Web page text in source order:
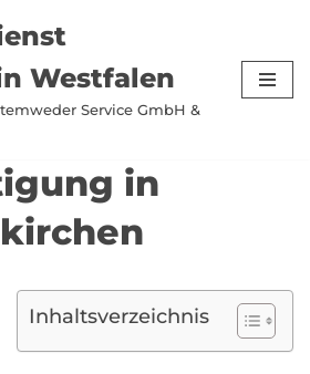
Westfalen
Service GmbH &
in
Inhaltsverzeichnis